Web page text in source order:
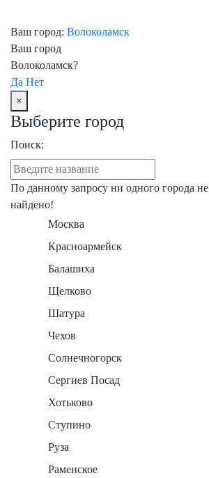
Ваш город: Волоколамск
Ваш город
Волоколамск?
Да Нет
×
Выберите город
Поиск:
По данному запросу ни одного города не
найдено!
Москва
Красноармейск
Балашиха
Щелково
Шатура
Чехов
Солнечногорск
Сергиев Посад
Хотьково
Ступино
Руза
Раменское